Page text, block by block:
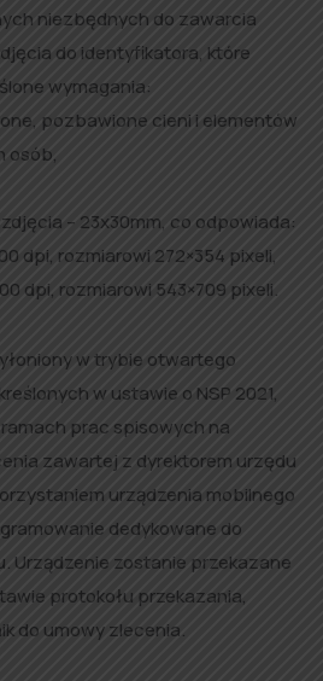
niezbędnych do zawarcia
do identyfikatora, które
wymagania:
pozbawione cieni i elementów
osób,
– 23x30mm, co odpowiada:
dpi, rozmiarowi 272×354 pixeli,
dpi, rozmiarowi 543×709 pixeli.
w trybie otwartego
w ustawie o NSP 2021,
prac spisowych na
zawartej z dyrektorem urzędu
urządzenia mobilnego
dedykowane do
Urządzenie zostanie przekazane
protokołu przekazania,
do umowy zlecenia.